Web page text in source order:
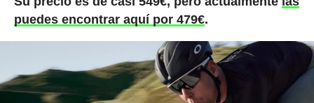
puedes encontrar aquí por 479€.